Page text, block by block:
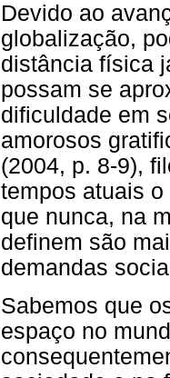
Devido ao
globalização,
distância física
possam se
dificuldade em
amorosos
(2004, p. 8-9),
tempos atuais
que nunca, na
definem são
demandas
Sabemos que
espaço no